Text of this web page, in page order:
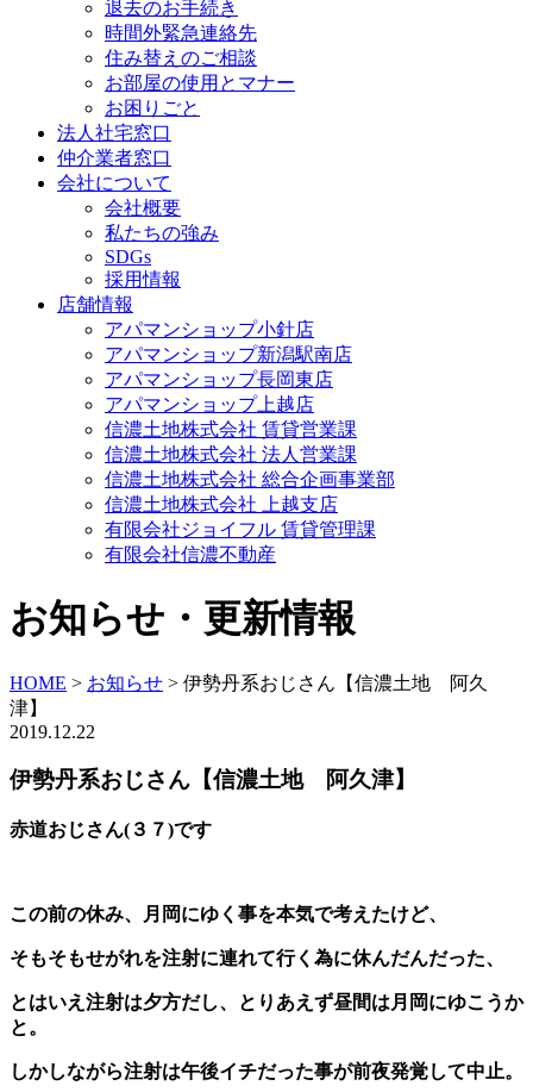
退去のお手続き
時間外緊急連絡先
住み替えのご相談
お部屋の使用とマナー
お困りごと
法人社宅窓口
仲介業者窓口
会社について
会社概要
私たちの強み
SDGs
採用情報
店舗情報
アパマンショップ小針店
アパマンショップ新潟駅南店
アパマンショップ長岡東店
アパマンショップ上越店
信濃土地株式会社 賃貸営業課
信濃土地株式会社 法人営業課
信濃土地株式会社 総合企画事業部
信濃土地株式会社 上越支店
有限会社ジョイフル 賃貸管理課
有限会社信濃不動産
お知らせ・更新情報
HOME > お知らせ > 伊勢丹系おじさん【信濃土地 阿久
津】
2019.12.22
伊勢丹系おじさん【信濃土地 阿久津】
赤道おじさん(３７)です
この前の休み、月岡にゆく事を本気で考えたけど、
そもそもせがれを注射に連れて行く為に休んだんだった、
とはいえ注射は夕方だし、とりあえず昼間は月岡にゆこうか
と。
しかしながら注射は午後イチだった事が前夜発覚して中止。